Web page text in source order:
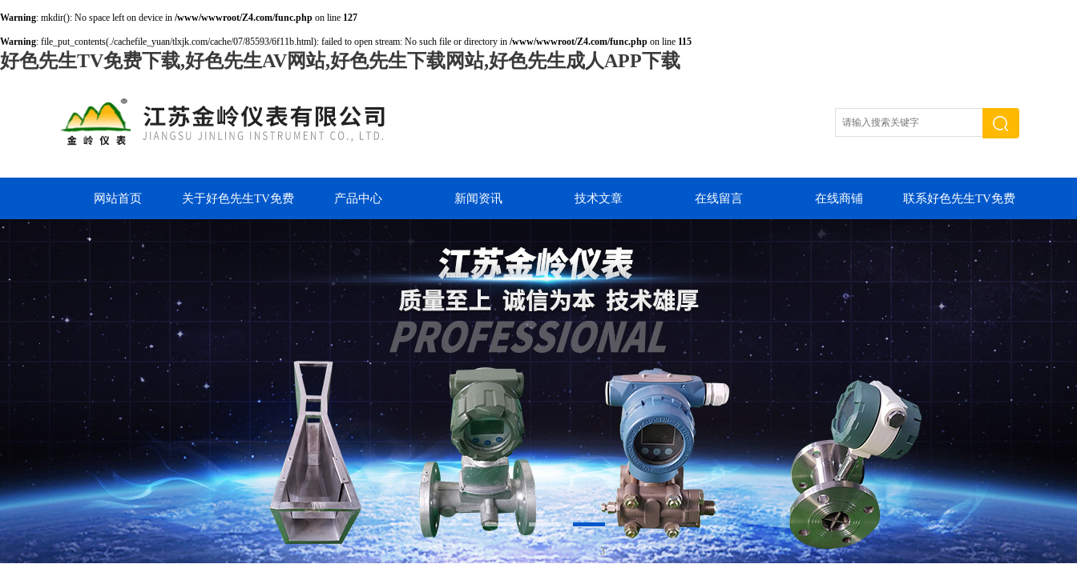
Warning: mkdir(): No space left on device in /www/wwwroot/Z4.com/func.php on line 127
Warning: file_put_contents(./cachefile_yuan/tlxjk.com/cache/07/85593/6f11b.html): failed to open stream: No such file or directory in /www/wwwroot/Z4.com/func.php on line 115
好色先生TV免费下载,好色先生AV网站,好色先生下载网站,好色先生成人APP下载
网站首页 关于好色先生TV免费 产品中心 新闻资讯 技术文章 在线留言 在线商铺 联系好色先生TV免费
下载
3